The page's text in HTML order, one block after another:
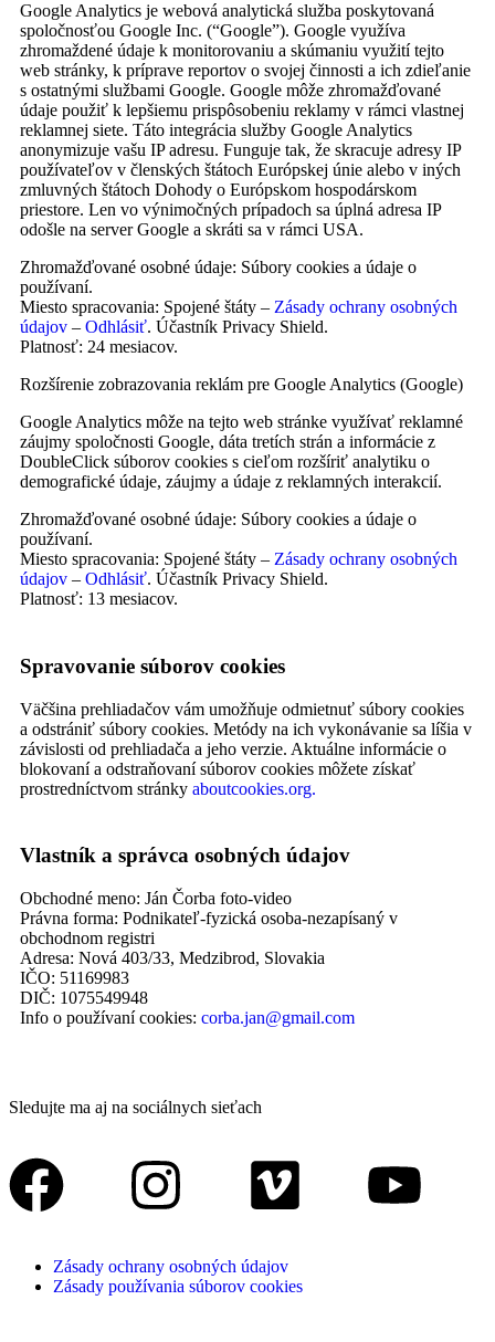
Google Analytics je webová analytická služba poskytovaná
spoločnosťou Google Inc. (“Google”). Google využíva
zhromaždené údaje k monitorovaniu a skúmaniu využití tejto
web stránky, k príprave reportov o svojej činnosti a ich zdieľanie
s ostatnými službami Google. Google môže zhromažďované
údaje použiť k lepšiemu prispôsobeniu reklamy v rámci vlastnej
reklamnej siete. Táto integrácia služby Google Analytics
anonymizuje vašu IP adresu. Funguje tak, že skracuje adresy IP
používateľov v členských štátoch Európskej únie alebo v iných
zmluvných štátoch Dohody o Európskom hospodárskom
priestore. Len vo výnimočných prípadoch sa úplná adresa IP
odošle na server Google a skráti sa v rámci USA.
Zhromažďované osobné údaje: Súbory cookies a údaje o
používaní.
Miesto spracovania: Spojené štáty – Zásady ochrany osobných
údajov – Odhlásiť. Účastník Privacy Shield.
Platnosť: 24 mesiacov.
Rozšírenie zobrazovania reklám pre Google Analytics (Google)
Google Analytics môže na tejto web stránke využívať reklamné
záujmy spoločnosti Google, dáta tretích strán a informácie z
DoubleClick súborov cookies s cieľom rozšíriť analytiku o
demografické údaje, záujmy a údaje z reklamných interakcií.
Zhromažďované osobné údaje: Súbory cookies a údaje o
používaní.
Miesto spracovania: Spojené štáty – Zásady ochrany osobných
údajov – Odhlásiť. Účastník Privacy Shield.
Platnosť: 13 mesiacov.
Spravovanie súborov cookies
Väčšina prehliadačov vám umožňuje odmietnuť súbory cookies
a odstrániť súbory cookies. Metódy na ich vykonávanie sa líšia v
závislosti od prehliadača a jeho verzie. Aktuálne informácie o
blokovaní a odstraňovaní súborov cookies môžete získať
prostredníctvom stránky aboutcookies.org.
Vlastník a správca osobných údajov
Obchodné meno: Ján Čorba foto-video
Právna forma: Podnikateľ-fyzická osoba-nezapísaný v
obchodnom registri
Adresa: Nová 403/33, Medzibrod, Slovakia
IČO: 51169983
DIČ: 1075549948
Info o používaní cookies: corba.jan@gmail.com
Sledujte ma aj na sociálnych sieťach
Zásady ochrany osobných údajov
Zásady používania súborov cookies